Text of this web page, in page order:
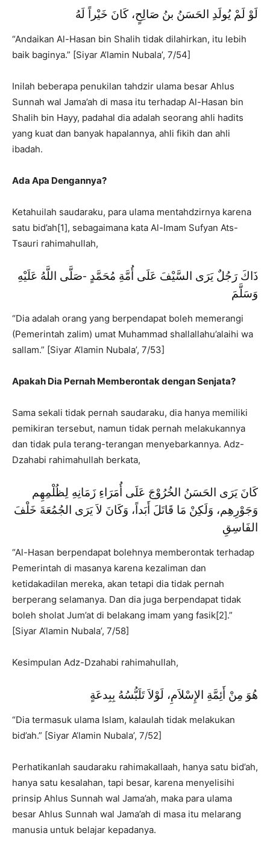
لَوْ لَمْ يُولَدِ الحَسَنُ بنُ صَالِحٍ، كَانَ خَيْراً لَهُ
“Andaikan Al-Hasan bin Shalih tidak dilahirkan, itu lebih
baik baginya.” [Siyar A’lamin Nubala’, 7/54]
Inilah beberapa penukilan tahdzir ulama besar Ahlus
Sunnah wal Jama’ah di masa itu terhadap Al-Hasan bin
Shalih bin Hayy, padahal dia adalah seorang ahli hadits
yang kuat dan banyak hapalannya, ahli fikih dan ahli
ibadah.
Ada Apa Dengannya?
Ketahuilah saudaraku, para ulama mentahdzirnya karena
satu bid’ah[1], sebagaimana kata Al-Imam Sufyan Ats-
Tsauri rahimahullah,
ذَاكَ رَجُلٌ يَرَى السَّيْفَ عَلَى أُمَّةِ مُحَمَّدٍ -صَلَّى اللَّهُ عَلَيْهِ
وَسَلَّمَ
“Dia adalah orang yang berpendapat boleh memerangi
(Pemerintah zalim) umat Muhammad shallallahu’alaihi wa
sallam.” [Siyar A’lamin Nubala’, 7/53]
Apakah Dia Pernah Memberontak dengan Senjata?
Sama sekali tidak pernah saudaraku, dia hanya memiliki
pemikiran tersebut, namun tidak pernah melakukannya
dan tidak pula terang-terangan menyebarkannya. Adz-
Dzahabi rahimahullah berkata,
كَانَ يَرَى الحَسَنُ الخُرُوْجَ عَلَى أُمَرَاءِ زَمَانِهِ لِظُلْمِهِم
وَجَوْرِهِم، وَلَكِنْ مَا قَاتَلَ أَبَداً، وَكَانَ لاَ يَرَى الجُمُعَةَ خَلْفَ
الفَاسِقِ
“Al-Hasan berpendapat bolehnya memberontak terhadap
Pemerintah di masanya karena kezaliman dan
ketidakadilan mereka, akan tetapi dia tidak pernah
berperang selamanya. Dan dia juga berpendapat tidak
boleh sholat Jum’at di belakang imam yang fasik[2].”
[Siyar A’lamin Nubala’, 7/58]
Kesimpulan Adz-Dzahabi rahimahullah,
هُوَ مِنْ أَئِمَّةِ الإِسْلاَمِ، لَوْلاَ تَلَبُّسُهُ بِبِدعَةٍ
“Dia termasuk ulama Islam, kalaulah tidak melakukan
bid’ah.” [Siyar A’lamin Nubala’, 7/52]
Perhatikanlah saudaraku rahimakallaah, hanya satu bid’ah,
hanya satu kesalahan, tapi besar, karena menyelisihi
prinsip Ahlus Sunnah wal Jama’ah, maka para ulama
besar Ahlus Sunnah wal Jama’ah di masa itu melarang
manusia untuk belajar kepadanya.